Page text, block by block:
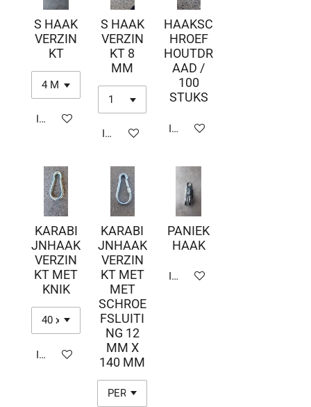
S HAAK
VERZIN
KT
In winkelwagen
S HAAK
VERZIN
KT 8
MM
In winkelwagen
HAAKSC
HROEF
HOUTDR
AAD /
100
STUKS
In winkelwagen
KARABI
JNHAAK
VERZIN
KT MET
KNIK
In winkelwagen
KARABI
JNHAAK
VERZIN
KT MET
MET
SCHROE
FSLUITI
NG 12
MM X
140 MM
PANIEK
HAAK
In winkelwagen